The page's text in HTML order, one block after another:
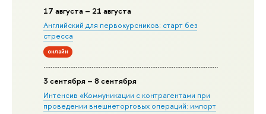
17 августа – 21 августа
Английский для первокурсников: старт без
стресса
онлайн
3 сентября – 8 сентября
Интенсив «Коммуникации с контрагентами при
проведении внешнеторговых операций: импорт